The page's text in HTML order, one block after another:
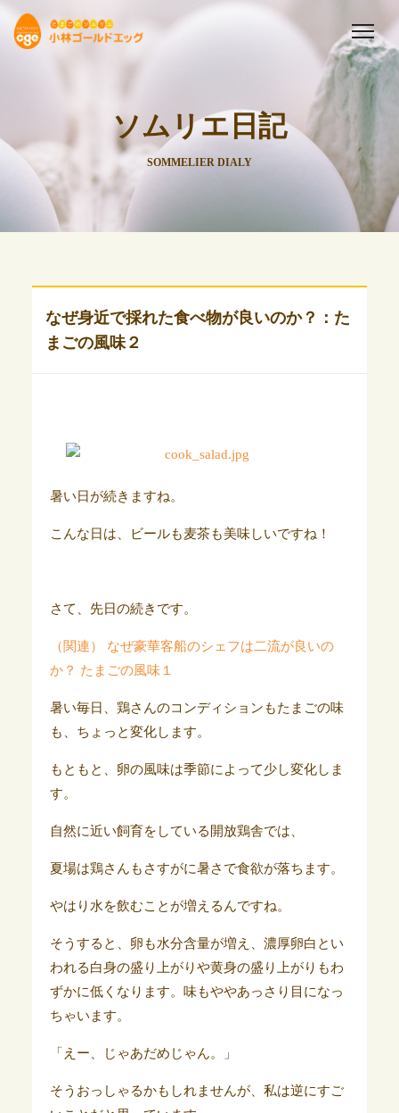
ソムリエ日記
SOMMELIER DIALY
なぜ身近で採れた食べ物が良いのか？：た
まごの風味２
暑い日が続きますね。
こんな日は、ビールも麦茶も美味しいですね！
さて、先日の続きです。
（関連） なぜ豪華客船のシェフは二流が良いの
か？ たまごの風味１
暑い毎日、鶏さんのコンディションもたまごの味
も、ちょっと変化します。
もともと、卵の風味は季節によって少し変化しま
す。
自然に近い飼育をしている開放鶏舎では、
夏場は鶏さんもさすがに暑さで食欲が落ちます。
やはり水を飲むことが増えるんですね。
そうすると、卵も水分含量が増え、濃厚卵白とい
われる白身の盛り上がりや黄身の盛り上がりもわ
ずかに低くなります。味もややあっさり目になっ
ちゃいます。
「えー、じゃあだめじゃん。」
そうおっしゃるかもしれませんが、私は逆にすご